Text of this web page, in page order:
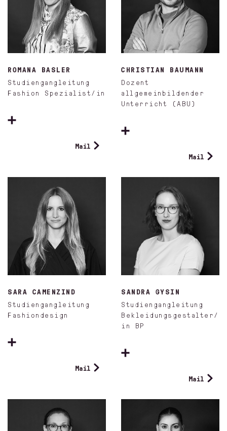
ROMANA BASLER
Studiengangleitung
Fashion Spezialist/in
Mail
CHRISTIAN BAUMANN
Dozent
allgemeinbildender
Unterricht (ABU)
Mail
SARA CAMENZIND
Studiengangleitung
Fashiondesign
Mail
SANDRA GYSIN
Studiengangleitung
Bekleidungsgestalter/
in BP
Mail